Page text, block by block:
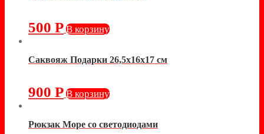
500 Р В корзину
Саквояж Подарки 26,5х16х17 см
900 Р В корзину
Рюкзак Море со светодиодами